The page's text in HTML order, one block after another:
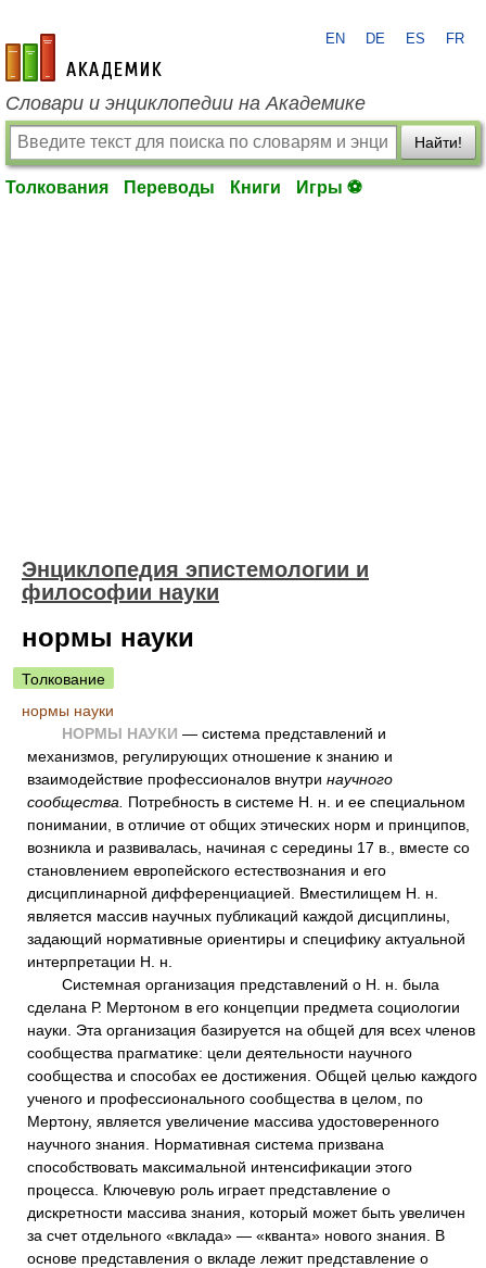
academic.ru
EN DE ES FR
Словари и энциклопедии на Академике
Найти!
Толкования Переводы Книги Игры ⚽
Энциклопедия эпистемологии и
философии науки
нормы науки
Толкование
нормы науки
НОРМЫ НАУКИ — система представлений и
механизмов, регулирующих отношение к знанию и
взаимодействие профессионалов внутри научного
сообщества. Потребность в системе Н. н. и ее специальном
понимании, в отличие от общих этических норм и принципов,
возникла и развивалась, начиная с середины 17 в., вместе со
становлением европейского естествознания и его
дисциплинарной дифференциацией. Вместилищем Н. н.
является массив научных публикаций каждой дисциплины,
задающий нормативные ориентиры и специфику актуальной
интерпретации Н. н.
Системная организация представлений о Н. н. была
сделана Р. Мертоном в его концепции предмета социологии
науки. Эта организация базируется на общей для всех членов
сообщества прагматике: цели деятельности научного
сообщества и способах ее достижения. Общей целью каждого
ученого и профессионального сообщества в целом, по
Мертону, является увеличение массива удостоверенного
научного знания. Нормативная система призвана
способствовать максимальной интенсификации этого
процесса. Ключевую роль играет представление о
дискретности массива знания, который может быть увеличен
за счет отдельного «вклада» — «кванта» нового знания. В
основе представления о вкладе лежит представление о